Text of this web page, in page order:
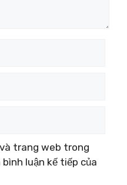
trang web trong
luận kế tiếp của